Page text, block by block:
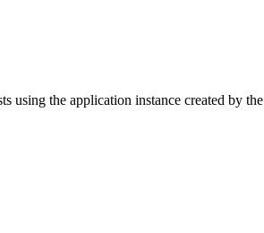
using the application instance created by the